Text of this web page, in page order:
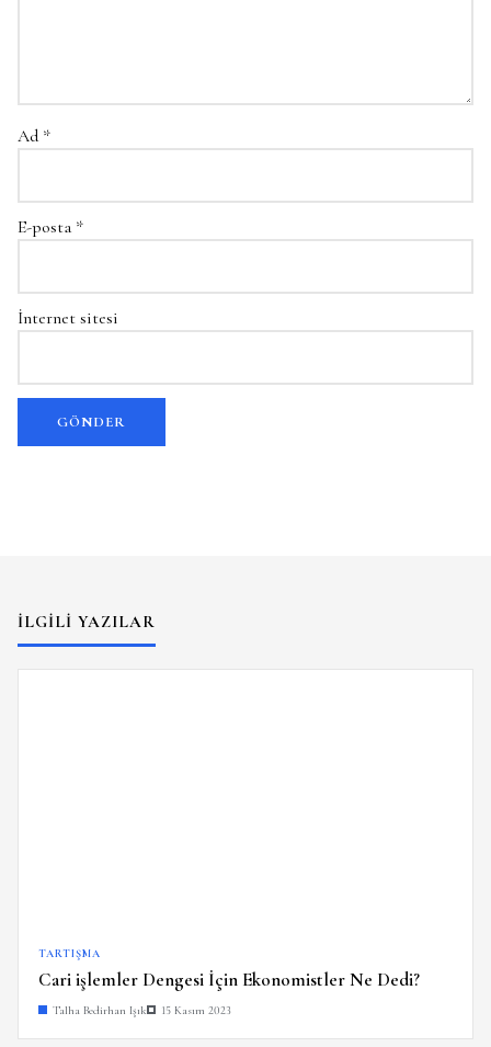
Ad *
E-posta *
İnternet sitesi
İLGILI YAZILAR
TARTIŞMA
Cari işlemler Dengesi İçin Ekonomistler Ne Dedi?
Talha Bedirhan Işık 15 Kasım 2023